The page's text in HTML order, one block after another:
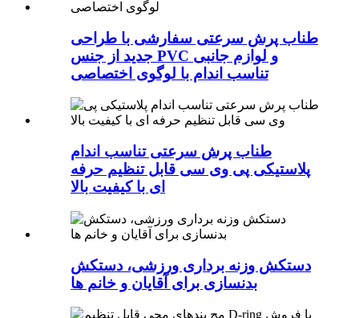
طناب پرش سرعتی سفارشی با طراحی
جدید از جنس PVC و لوازم جانبی
تناسب اندام با لوگوی اختصاصی
طناب پرش سرعتی تناسب اندام
پلاستیکی پی وی سی قابل تنظیم حرفه
ای با کیفیت بالا
دستکش وزنه برداری ورزشی، دستکش
بدنسازی برای آقایان و خانم ها